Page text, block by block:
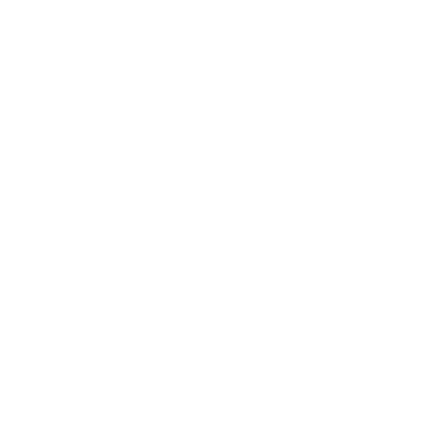
konaklayabilir ve Göcek’in birbirinden güzel koylarını keşfedebilirsiniz. Hem kısa tatiller hem de daha uzun rotalar için uygun olan bu
konforlu kabinlerde konaklayabilir ve Marmaris’in birbirinden güzel koylarını keşfedebilirsiniz. Hem kısa kaçamaklar hem de uzun mavi
üzerinde özgürce seyahat etme imkânı sayesinde hem kısa kaçamaklar hem de daha uzun mavi yolculuk planları için ideal bir deneyim sunar.
hem de daha uzun deniz tatilleri için ideal bir deneyim sunar. Koy keşifleri, yüzme molaları ve sahil duraklarıyla şekillenen bu tatil anlayışı,
yaşam alanları, rahat kabinler ve profesyonel hizmet bir araya gelir. Bodrum’un berrak denizi, etkileyici koyları ve keyifli rotaları eşliğinde hem
ve profesyonel hizmet bir araya gelir. Göcek’in birbirinden güzel koyları, berrak suları ve huzurlu atmosferi eşliğinde hem kısa
alanları, rahat oturma düzenleri ve profesyonel hizmet bir araya gelir. İster kısa bir Boğaz turu, ister özel davetler, kutlamalar ya da gün
yaşam alanları, konforlu kabinler ve profesyonel hizmet anlayışı bir araya gelir. Antalya’nın etkileyici koyları, berrak denizi ve keyifli durakları
yaşam alanları, rahat kabinler ve profesyonel hizmet bir araya gelir. Marmaris’in berrak suları, etkileyici koyları ve keyifli rotaları eşliğinde
yaşam alanları, rahat kabinler ve profesyonel hizmet bir araya gelir. Farklı ada rotaları, berrak koylar ve keyifli sahil durakları sayesinde hem
seyir deneyimi sayesinde katamaranlar; aileler, arkadaş grupları ve özel organizasyonlar için oldukça cazip bir tercih sunar. Üstelik